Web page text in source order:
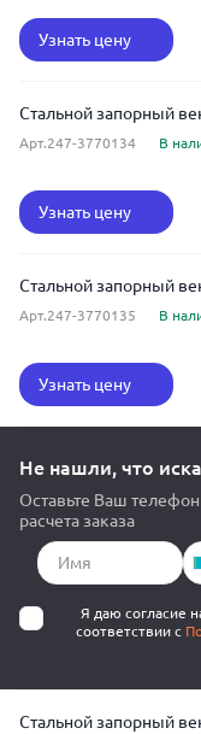
Узнать цену
Стальной запорный
Арт.247-3770134 В
Узнать цену
Стальной запорный
Арт.247-3770135 В
Узнать цену
Не нашли, что
Оставьте Ваш
расчета заказа
Я даю согласие
соответствии с
Стальной запорный